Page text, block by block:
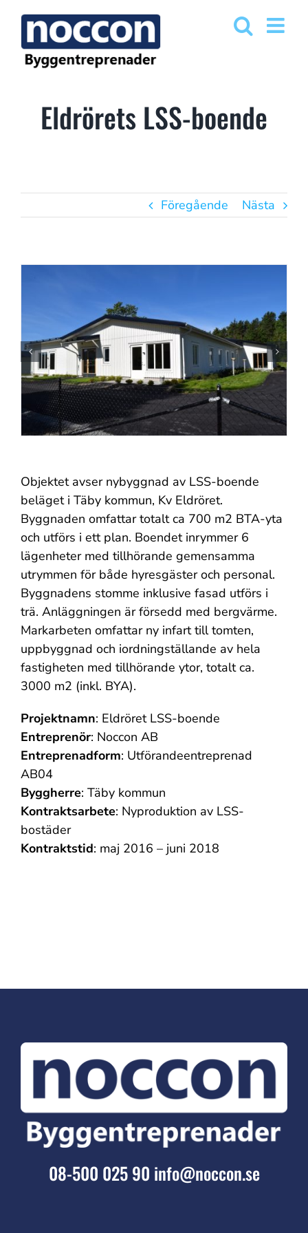
innehållet
Eldrörets LSS-boende
Föregående Nästa
Objektet avser nybyggnad av LSS-boende
beläget i Täby kommun, Kv Eldröret.
Byggnaden omfattar totalt ca 700 m2 BTA-yta
och utförs i ett plan. Boendet inrymmer 6
lägenheter med tillhörande gemensamma
utrymmen för både hyresgäster och personal.
Byggnadens stomme inklusive fasad utförs i
trä. Anläggningen är försedd med bergvärme.
Markarbeten omfattar ny infart till tomten,
uppbyggnad och iordningställande av hela
fastigheten med tillhörande ytor, totalt ca.
3000 m2 (inkl. BYA).
Projektnamn: Eldröret LSS-boende
Entreprenör: Noccon AB
Entreprenadform: Utförandeentreprenad
AB04
Byggherre: Täby kommun
Kontraktsarbete: Nyproduktion av LSS-
bostäder
Kontraktstid: maj 2016 – juni 2018
08-500 025 90 info@noccon.se